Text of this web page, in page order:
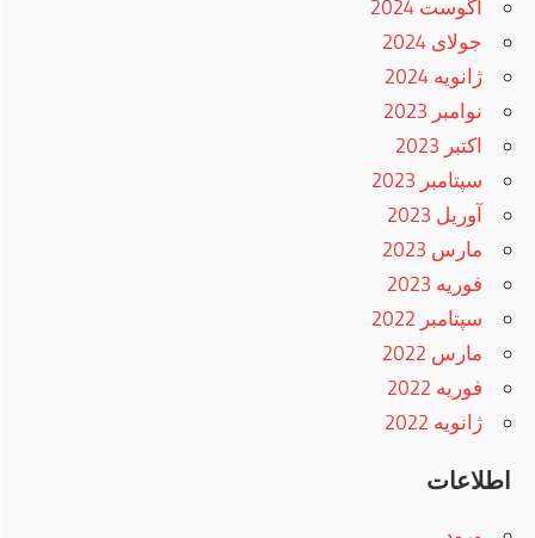
آگوست 2024
جولای 2024
ژانویه 2024
نوامبر 2023
اکتبر 2023
سپتامبر 2023
آوریل 2023
مارس 2023
فوریه 2023
سپتامبر 2022
مارس 2022
فوریه 2022
ژانویه 2022
اطلاعات